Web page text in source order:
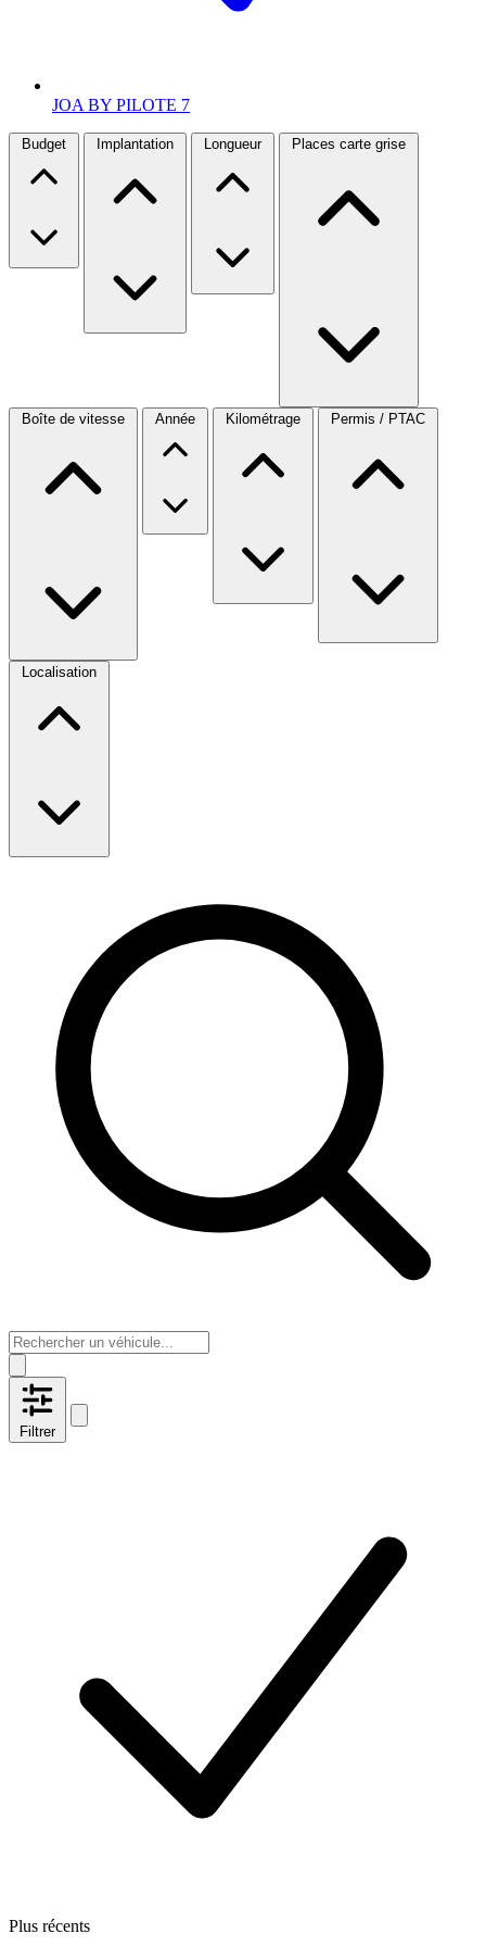
JOA BY PILOTE 7
Budget Implantation Longueur Places carte grise
Boîte de vitesse Année Kilométrage Permis / PTAC
Localisation
Filtrer
Plus récents